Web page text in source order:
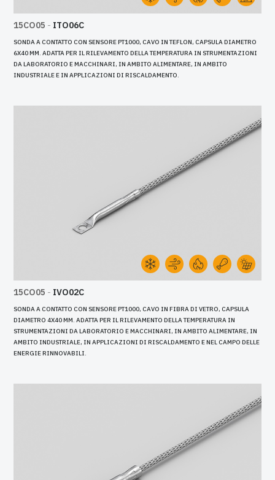
15CO05 - ITO06C
SONDA A CONTATTO CON SENSORE PT1000, CAVO IN TEFLON, CAPSULA DIAMETRO
6X40 MM. ADATTA PER IL RILEVAMENTO DELLA TEMPERATURA IN STRUMENTAZIONI
DA LABORATORIO E MACCHINARI, IN AMBITO ALIMENTARE, IN AMBITO
INDUSTRIALE E IN APPLICAZIONI DI RISCALDAMENTO.
15CO05 - IVO02C
SONDA A CONTATTO CON SENSORE PT1000, CAVO IN FIBRA DI VETRO, CAPSULA
DIAMETRO 4X40 MM. ADATTA PER IL RILEVAMENTO DELLA TEMPERATURA IN
STRUMENTAZIONI DA LABORATORIO E MACCHINARI, IN AMBITO ALIMENTARE, IN
AMBITO INDUSTRIALE, IN APPLICAZIONI DI RISCALDAMENTO E NEL CAMPO DELLE
ENERGIE RINNOVABILI.